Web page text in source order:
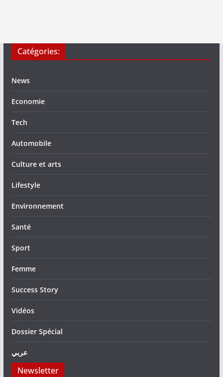
Catégories:
News
Economie
Tech
Automobile
Culture et arts
Lifestyle
Environnement
Santé
Sport
Femme
Success Story
Vidéos
Dossier Spécial
عربي
Newsletter